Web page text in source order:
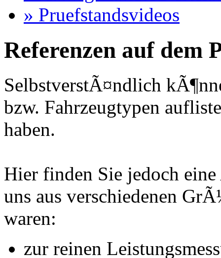
» Pruefstandsvideos
Referenzen auf dem
SelbstverstÃ¤ndlich
bzw. Fahrzeugtypen
haben.
Hier finden Sie jedoch
uns aus verschiedenen
waren:
zur reinen